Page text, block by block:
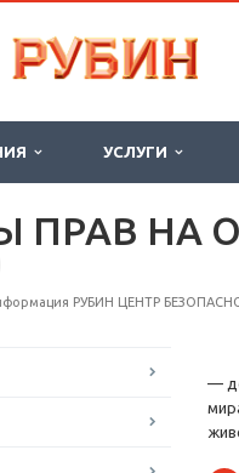
УСЛУГИ
ПРАВ НА
РУБИН ЦЕНТР
—